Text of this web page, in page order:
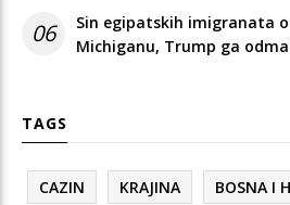
06
Sin egipatskih imigranata
Michiganu, Trump ga
TAGS
CAZIN KRAJINA BOSNA I